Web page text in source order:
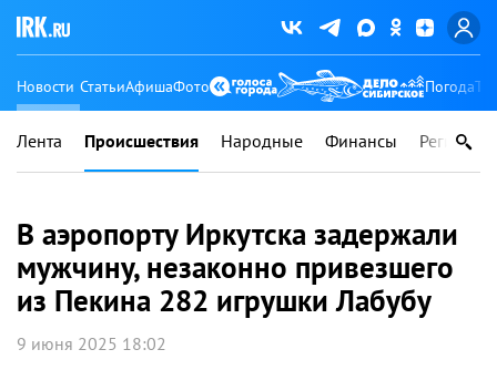
Новости СтатьиАфишаФото Погода
Лента Происшествия Народные Финансы Регионы
В аэропорту Иркутска задержали
мужчину, незаконно привезшего
из Пекина 282 игрушки Лабубу
9 июня 2025 18:02